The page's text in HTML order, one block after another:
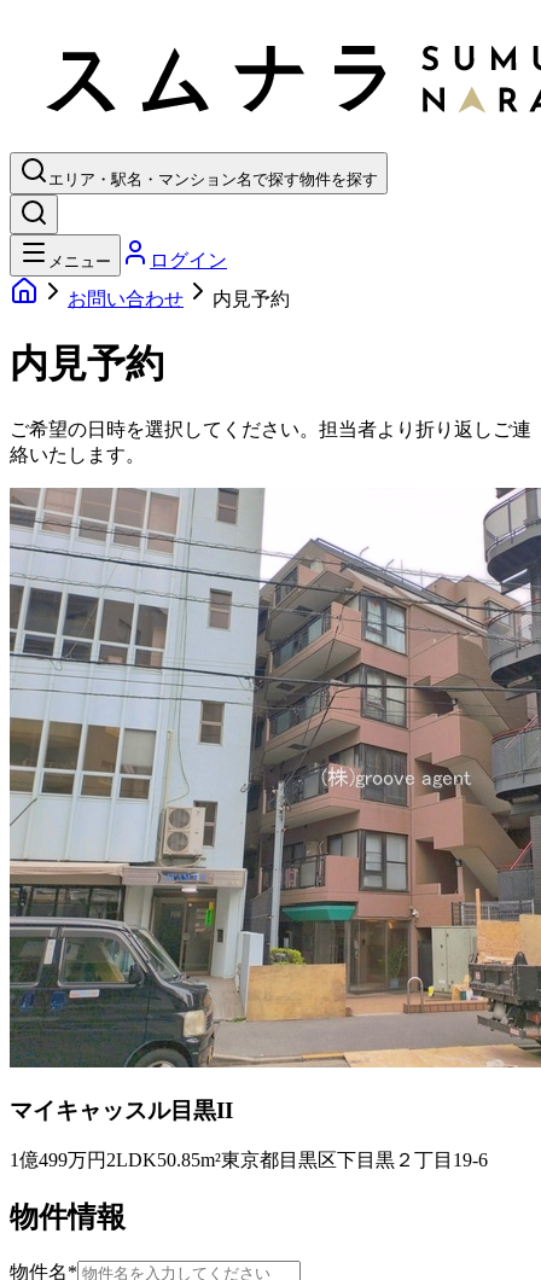
エリア・駅名・マンション名で探す物件を探す
メニュー
ログイン
お問い合わせ
内見予約
内見予約
ご希望の日時を選択してください。担当者より折り返しご連
絡いたします。
マイキャッスル目黒II
1億499万円 2LDK50.85m²東京都目黒区下目黒２丁目19-6
物件情報
物件名*